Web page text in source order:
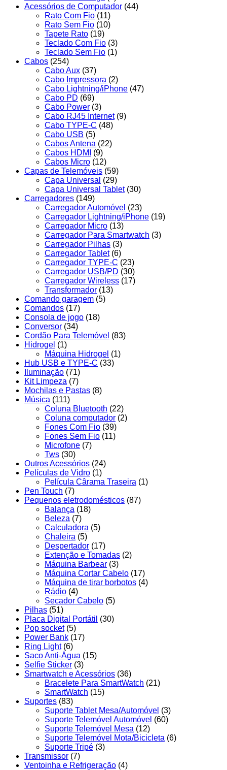
Acessórios de Computador (44)
Rato Com Fio (11)
Rato Sem Fio (10)
Tapete Rato (19)
Teclado Com Fio (3)
Teclado Sem Fio (1)
Cabos (254)
Cabo Aux (37)
Cabo Impressora (2)
Cabo Lightning/iPhone (47)
Cabo PD (69)
Cabo Power (3)
Cabo RJ45 Internet (9)
Cabo TYPE-C (48)
Cabo USB (5)
Cabos Antena (22)
Cabos HDMI
(9)
Cabos Micro (12)
Capas de Telemóveis (59)
Capa Universal (29)
Capa Universal Tablet (30)
Carregadores (149)
Carregador Automóvel (23)
Carregador Lightning/iPhone (19)
Carregador Micro (13)
Carregador Para Smartwatch (3)
Carregador Pilhas (3)
Carregador Tablet (6)
Carregador TYPE-C (23)
Carregador USB/PD (30)
Carregador Wireless (17)
Transformador (13)
Comando garagem (5)
Comandos (17)
Consola de jogo (18)
Conversor (34)
Cordão Para Telemóvel (83)
Hidrogel (1)
Máquina Hidrogel (1)
Hub USB e TYPE-C (33)
Iluminação (71)
Kit Limpeza (7)
Mochilas e Pastas (8)
Música (111)
Coluna Bluetooth (22)
Coluna computador (2)
Fones Com Fio (39)
Fones Sem Fio (11)
Microfone (7)
Tws (30)
Outros Acessórios (24)
Películas de Vidro (1)
Película Cârama Traseira (1)
Pen Touch (7)
Pequenos eletrodomésticos (87)
Balança (18)
Beleza (7)
Calculadora (5)
Chaleira (5)
Despertador (17)
Extenção e Tomadas (2)
Máquina Barbear (3)
Máquina Cortar Cabelo (17)
Máquina de tirar borbotos (4)
Rádio (4)
Secador Cabelo (5)
Pilhas (51)
Placa Digital Portátil (30)
Pop socket (5)
Power Bank (17)
Ring Light (6)
Saco Anti-Água (15)
Selfie Sticker (3)
Smartwatch e Acessórios (36)
Bracelete Para SmartWatch (21)
SmartWatch (15)
Suportes (83)
Suporte Tablet Mesa/Automóvel (3)
Suporte Telemóvel Automóvel (60)
Suporte Telemóvel Mesa (12)
Suporte Telemóvel Mota/Bicicleta (6)
Suporte Tripé (3)
Transmissor (7)
Ventoinha e Refrigeração (4)